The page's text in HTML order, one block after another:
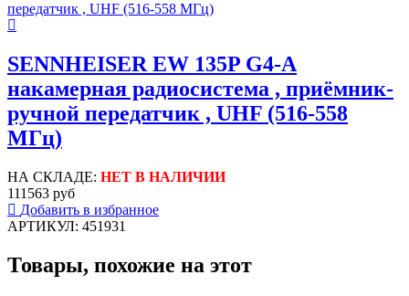
SENNHEISER EW 135P G4-A
накамерная радиосистема , приёмник-
ручной передатчик , UHF (516-558
МГц)
НА СКЛАДЕ: НЕТ В НАЛИЧИИ
111563 руб
Добавить в избранное
АРТИКУЛ: 451931
Товары, похожие на этот